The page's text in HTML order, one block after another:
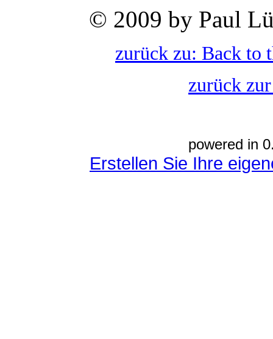
© 2009 by Paul
zurück zu: Back to
zurück
powered in
Erstellen Sie Ihre